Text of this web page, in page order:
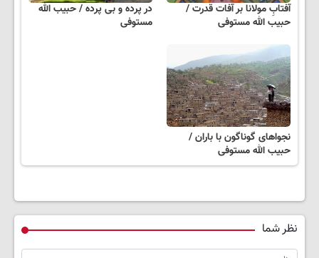
آفتابِ مولانا بر آفات قدرت /
حبیب الله مستوفی
در پرده و بی پرده / حبیب الله
مستوفی
نجواهای‌ گوناگون‌ با باران /
حبیب الله مستوفی
نظر شما